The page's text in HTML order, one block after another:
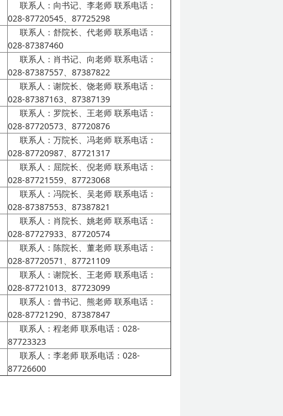
联系人：向书记、李老师 联系电话：
028-87720545、87725298
联系人：舒院长、代老师 联系电话：
028-87387460
联系人：肖书记、向老师 联系电话：
028-87387557、87387822
联系人：谢院长、饶老师 联系电话：
028-87387163、87387139
联系人：罗院长、王老师 联系电话：
028-87720573、87720876
联系人：万院长、冯老师 联系电话：
028-87720987、87721317
联系人：屈院长、倪老师 联系电话：
028-87721559、87723068
联系人：冯院长、吴老师 联系电话：
028-87387553、87387821
联系人：肖院长、姚老师 联系电话：
028-87727933、87720574
联系人：陈院长、董老师 联系电话：
028-87720571、87721109
联系人：谢院长、王老师 联系电话：
028-87721013、87723099
联系人：曾书记、熊老师 联系电话：
028-87721290、87387847
联系人：程老师 联系电话：028-
87723323
联系人：李老师 联系电话：028-
87726600